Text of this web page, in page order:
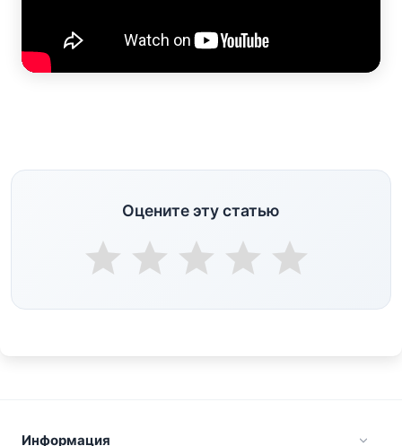
Оцените эту статью
Информация